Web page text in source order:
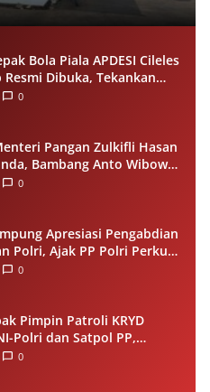
Bola Piala APDESI Cileles
Resmi Dibuka, Tekankan
0
Pangan Zulkifli Hasan
Bambang Anto Wibowo
Bantuan kepada Warga
0
Apresiasi Pengabdian
Polri, Ajak PP Polri Perkuat
Dukung Pembangunan
0
Pimpin Patroli KRYD
Polri dan Satpol PP,
hingga Balap Liar
0